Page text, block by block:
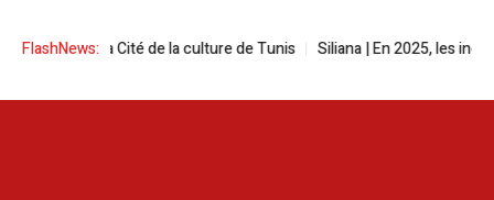
FlashNews:
la Cité de la culture de Tunis Siliana | En 2025, les incendies ont